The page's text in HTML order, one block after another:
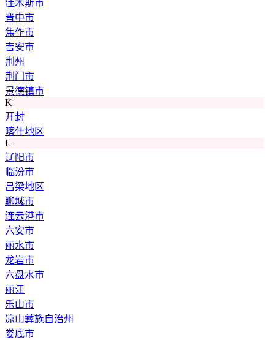
佳木斯市
晋中市
焦作市
吉安市
荆州
荆门市
景德镇市
K
开封
喀什地区
L
辽阳市
临汾市
吕梁地区
聊城市
连云港市
六安市
丽水市
龙岩市
六盘水市
丽江
乐山市
凉山彝族自治州
娄底市